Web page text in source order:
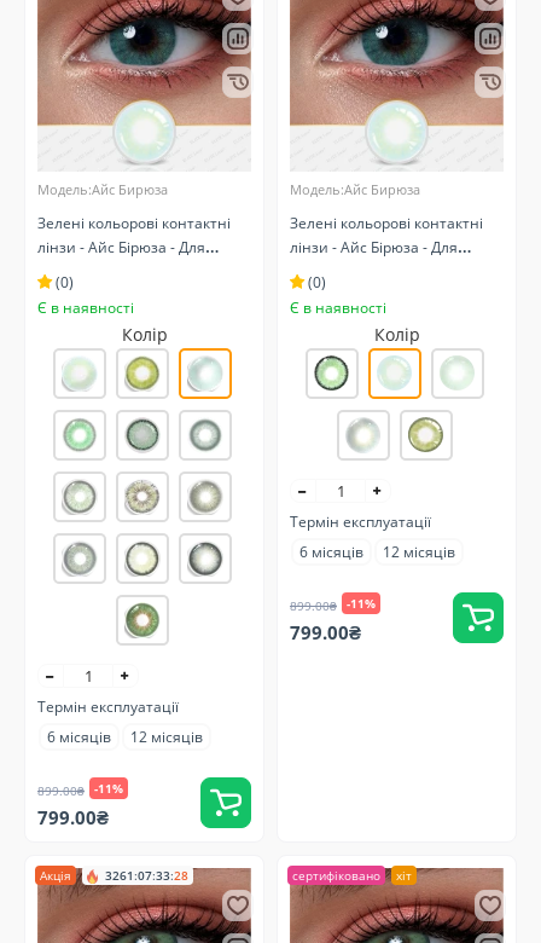
Модель:Айс Бирюза
Зелені кольорові контактні
лінзи - Айс Бірюза - Для
світлих очей - Натуральні
(0)
Є в наявності
Колір
Термін експлуатації
6 місяців
12 місяців
899.00₴ -11%
799.00₴
Модель:Айс Бирюза
Зелені кольорові контактні
лінзи - Айс Бірюза - Для
темних очей - Натуральні
(0)
Є в наявності
Колір
Термін експлуатації
6 місяців
12 місяців
899.00₴ -11%
799.00₴
Акція 3261:07:33:27 сертифіковано хіт